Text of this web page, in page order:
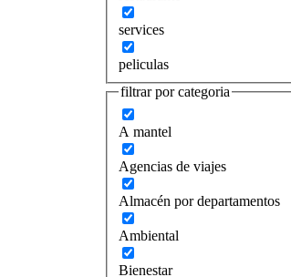
services
peliculas
filtrar por categoria
A mantel
Agencias de viajes
Almacén por departamentos
Ambiental
Bienestar